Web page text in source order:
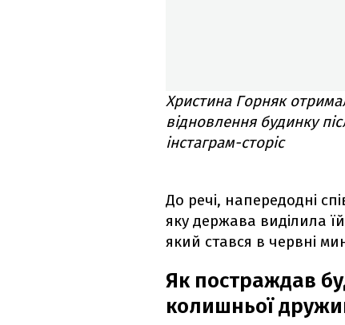
Христина Горняк
відновлення будинку
інстаграм-сторіс
До речі, напередодні
яку держава виділила
який стався в червні
Як постраждав
колишньої